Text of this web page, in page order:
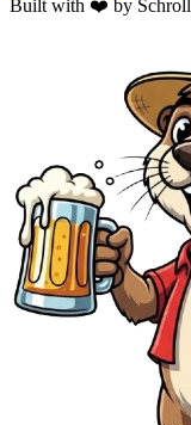
Built with ❤️ by